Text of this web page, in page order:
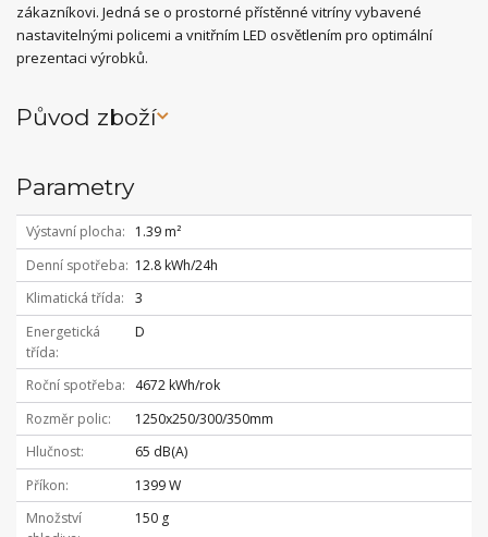
zákazníkovi. Jedná se o prostorné přístěnné vitríny vybavené
nastavitelnými policemi a vnitřním LED osvětlením pro optimální
prezentaci výrobků.
Původ zboží
Parametry
Výstavní plocha
1.39 m²
Denní spotřeba
12.8 kWh/24h
Klimatická třída
3
Energetická
třída
D
Roční spotřeba
4672 kWh/rok
Rozměr polic
1250x250/300/350mm
Hlučnost
65 dB(A)
Příkon
1399 W
Množství
150 g